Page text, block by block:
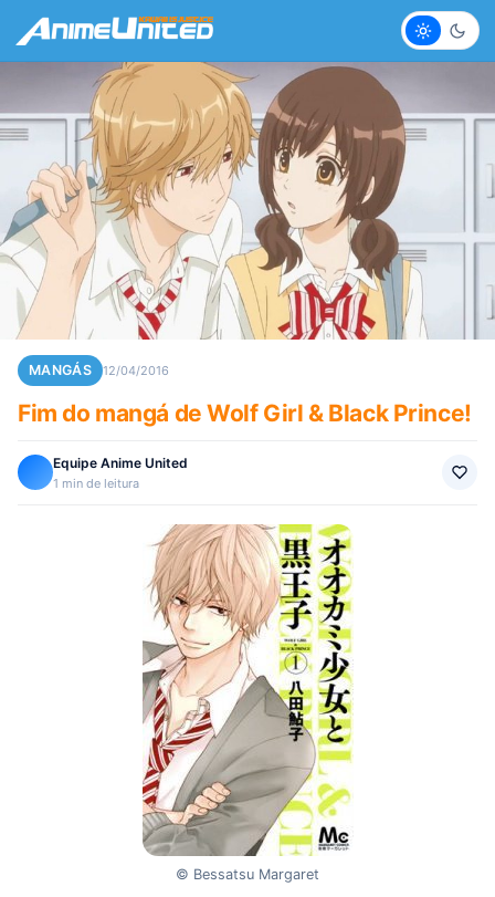
Claro
MANGÁS 12/04/2016
Fim do mangá de Wolf Girl & Black Prince!
Equipe Anime United
1 min de leitura
© Bessatsu Margaret